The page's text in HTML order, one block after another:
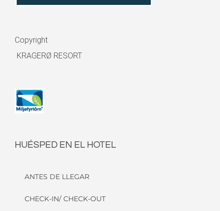
Copyright
KRAGERØ RESORT
HUÉSPED EN EL HOTEL
ANTES DE LLEGAR
CHECK-IN/ CHECK-OUT